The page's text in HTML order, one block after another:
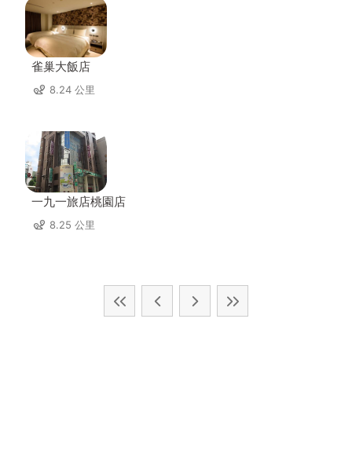
雀巢大飯店
8.24 公里
一九一旅店桃園店
8.25 公里